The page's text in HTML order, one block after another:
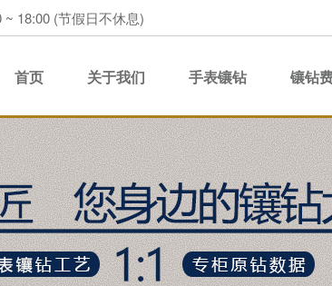
~ 18:00 (节假日不休息)
首页 关于我们 手表镶钻 镶钻